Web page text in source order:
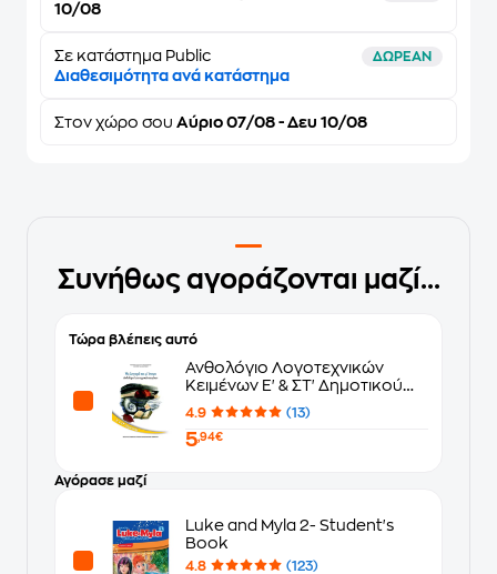
10/08
Σε κατάστημα Public ΔΩΡΕΑΝ
Διαθεσιμότητα ανά κατάστημα
Στον χώρο σου Αύριο 07/08 - Δευ 10/08
Συνήθως αγοράζονται μαζί...
Τώρα βλέπεις αυτό
Ανθολόγιο Λογοτεχνικών
Κειμένων Ε' & ΣΤ' Δημοτικού
10-0135
4.9 (13)
5,94€
Αγόρασε μαζί
Luke and Myla 2- Student's
Book
4.8
(123)